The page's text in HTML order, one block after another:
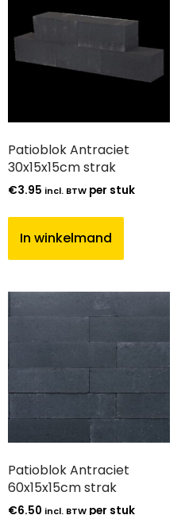
Patioblok Antraciet
30x15x15cm strak
€3.95 incl. BTW per stuk
In winkelmand
Patioblok Antraciet
60x15x15cm strak
€6.50 incl. BTW per stuk